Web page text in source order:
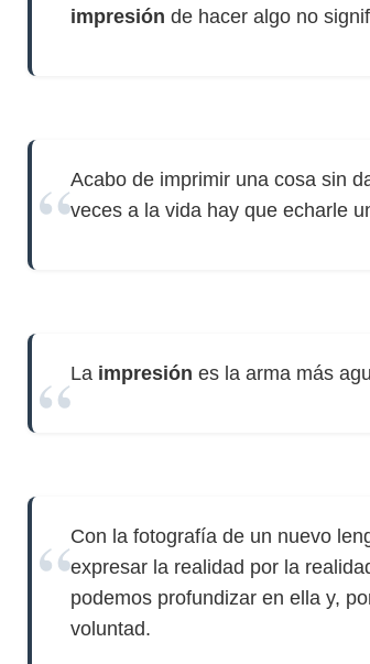
impresión de hacer algo no
Acabo de imprimir una cosa sin
veces a la vida hay que echarle
La impresión es la arma más
Con la fotografía de un nuevo
expresar la realidad por la
podemos profundizar en ella y,
voluntad.